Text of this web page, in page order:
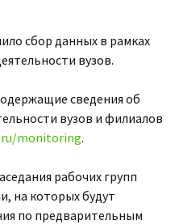
сбор данных в рамках
вузов.
сведения об
вузов и филиалов
monitoring.
рабочих групп
на которых будут
по предварительным